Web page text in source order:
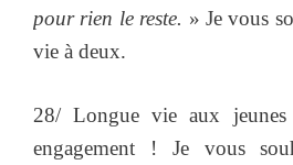
pour rien le reste. » Je vous
vie à deux.
28/ Longue vie aux
engagement ! Je vous